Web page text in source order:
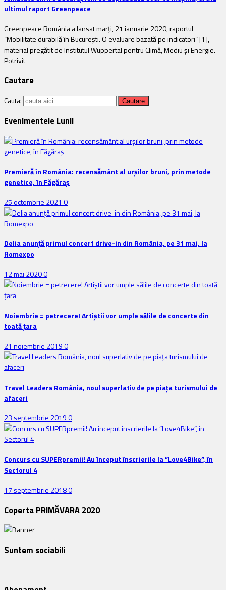
ultimul raport Greenpeace
Greenpeace România a lansat marți, 21 ianuarie 2020, raportul
“Mobilitate durabilă în București. O evaluare bazată pe indicatori” [1],
material pregătit de Institutul Wuppertal pentru Climă, Mediu și Energie.
Potrivit
Cautare
Cauta:
Evenimentele Lunii
Premieră în România: recensământ al urșilor bruni, prin metode
genetice, în Făgăraș
25 octombrie 2021 0
Delia anunţă primul concert drive-in din România, pe 31 mai, la
Romexpo
12 mai 20200
Noiembrie = petrecere! Artiștii vor umple sălile de concerte din
toată țara
21 noiembrie 20190
Travel Leaders România, noul superlativ de pe piața turismului de
afaceri
23 septembrie 20190
Concurs cu SUPERpremii! Au început înscrierile la ”Love4Bike”, în
Sectorul 4
17 septembrie 20180
Coperta PRIMĂVARA 2020
Suntem sociabili